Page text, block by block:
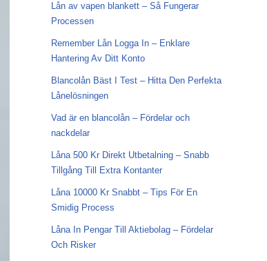
Lån av vapen blankett – Så Fungerar
Processen
Remember Lån Logga In – Enklare
Hantering Av Ditt Konto
Blancolån Bäst I Test – Hitta Den Perfekta
Lånelösningen
Vad är en blancolån – Fördelar och
nackdelar
Låna 500 Kr Direkt Utbetalning – Snabb
Tillgång Till Extra Kontanter
Låna 10000 Kr Snabbt – Tips För En
Smidig Process
Låna In Pengar Till Aktiebolag – Fördelar
Och Risker